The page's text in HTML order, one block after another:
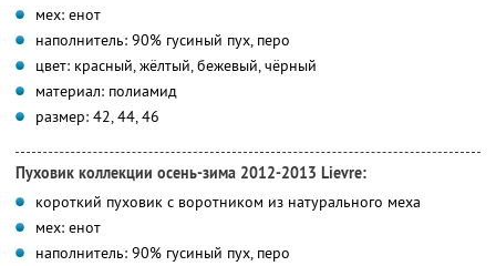
мех: енот
наполнитель: 90% гусиный пух, перо
цвет: красный, жёлтый, бежевый, чёрный
материал: полиамид
размер: 42, 44, 46
Пуховик коллекции осень-зима 2012-2013 Lievre:
короткий пуховик с воротником из натурального меха
мех: енот
наполнитель: 90% гусиный пух, перо